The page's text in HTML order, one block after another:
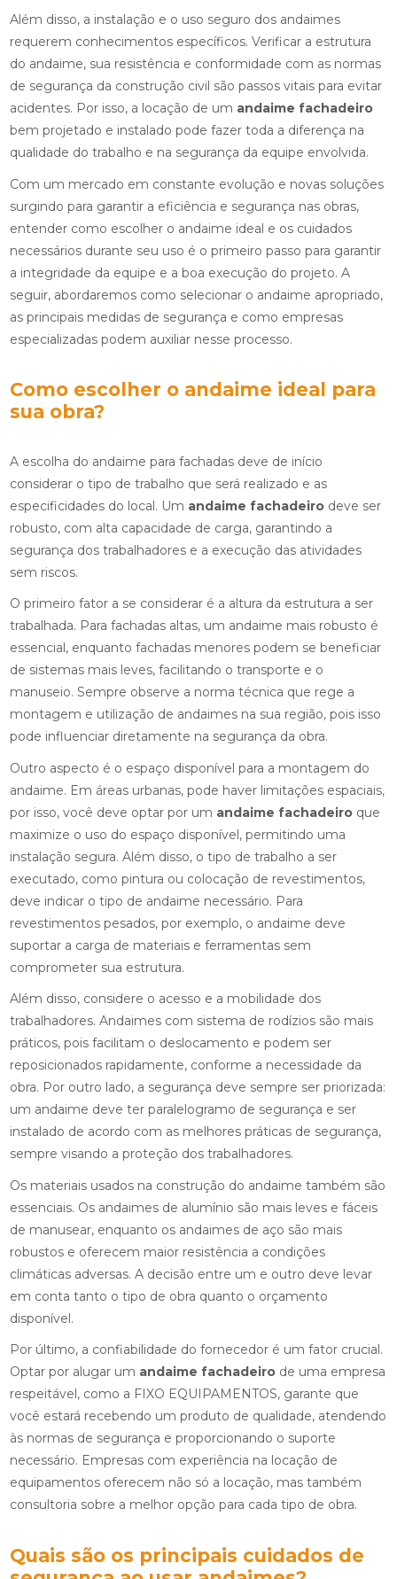
Além disso, a instalação e o uso seguro dos andaimes
requerem conhecimentos específicos. Verificar a estrutura
do andaime, sua resistência e conformidade com as normas
de segurança da construção civil são passos vitais para evitar
acidentes. Por isso, a locação de um andaime fachadeiro
bem projetado e instalado pode fazer toda a diferença na
qualidade do trabalho e na segurança da equipe envolvida.
Com um mercado em constante evolução e novas soluções
surgindo para garantir a eficiência e segurança nas obras,
entender como escolher o andaime ideal e os cuidados
necessários durante seu uso é o primeiro passo para garantir
a integridade da equipe e a boa execução do projeto. A
seguir, abordaremos como selecionar o andaime apropriado,
as principais medidas de segurança e como empresas
especializadas podem auxiliar nesse processo.
Como escolher o andaime ideal para
sua obra?
A escolha do andaime para fachadas deve de início
considerar o tipo de trabalho que será realizado e as
especificidades do local. Um andaime fachadeirodeve ser
robusto, com alta capacidade de carga, garantindo a
segurança dos trabalhadores e a execução das atividades
sem riscos.
O primeiro fator a se considerar é a altura da estrutura a ser
trabalhada. Para fachadas altas, um andaime mais robusto é
essencial, enquanto fachadas menores podem se beneficiar
de sistemas mais leves, facilitando o transporte e o
manuseio. Sempre observe a norma técnica que rege a
montagem e utilização de andaimes na sua região, pois isso
pode influenciar diretamente na segurança da obra.
Outro aspecto é o espaço disponível para a montagem do
andaime. Em áreas urbanas, pode haver limitações espaciais,
por isso, você deve optar por um andaime fachadeiroque
maximize o uso do espaço disponível, permitindo uma
instalação segura. Além disso, o tipo de trabalho a ser
executado, como pintura ou colocação de revestimentos,
deve indicar o tipo de andaime necessário. Para
revestimentos pesados, por exemplo, o andaime deve
suportar a carga de materiais e ferramentas sem
comprometer sua estrutura.
Além disso, considere o acesso e a mobilidade dos
trabalhadores. Andaimes com sistema de rodízios são mais
práticos, pois facilitam o deslocamento e podem ser
reposicionados rapidamente, conforme a necessidade da
obra. Por outro lado, a segurança deve sempre ser priorizada:
um andaime deve ter paralelogramo de segurança e ser
instalado de acordo com as melhores práticas de segurança,
sempre visando a proteção dos trabalhadores.
Os materiais usados na construção do andaime também são
essenciais. Os andaimes de alumínio são mais leves e fáceis
de manusear, enquanto os andaimes de aço são mais
robustos e oferecem maior resistência a condições
climáticas adversas. A decisão entre um e outro deve levar
em conta tanto o tipo de obra quanto o orçamento
disponível.
Por último, a confiabilidade do fornecedor é um fator crucial.
Optar por alugar um andaime fachadeirode uma empresa
respeitável, como a FIXO EQUIPAMENTOS, garante que
você estará recebendo um produto de qualidade, atendendo
às normas de segurança e proporcionando o suporte
necessário. Empresas com experiência na locação de
equipamentos oferecem não só a locação, mas também
consultoria sobre a melhor opção para cada tipo de obra.
Quais são os principais cuidados de